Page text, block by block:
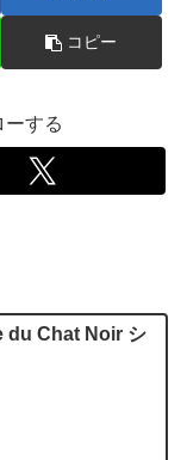
コピー
する
du Chat Noir シ